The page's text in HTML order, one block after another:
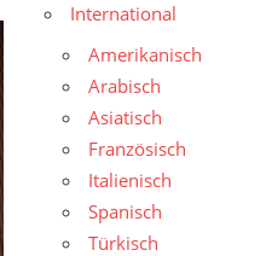
International
Amerikanisch
Arabisch
Asiatisch
Französisch
Italienisch
Spanisch
Türkisch